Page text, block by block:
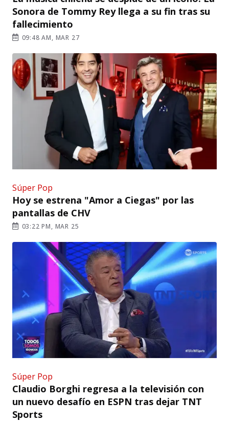
Sonora de Tommy Rey llega a su fin tras su
fallecimiento
09:48 AM, MAR 27
Súper Pop
Hoy se estrena "Amor a Ciegas" por las
pantallas de CHV
03:22 PM, MAR 25
Súper Pop
Claudio Borghi regresa a la televisión con
un nuevo desafío en ESPN tras dejar TNT
Sports